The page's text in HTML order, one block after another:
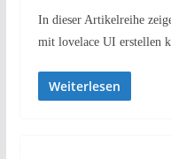
In dieser Artikelreihe
mit lovelace UI erstellen
Weiterlesen